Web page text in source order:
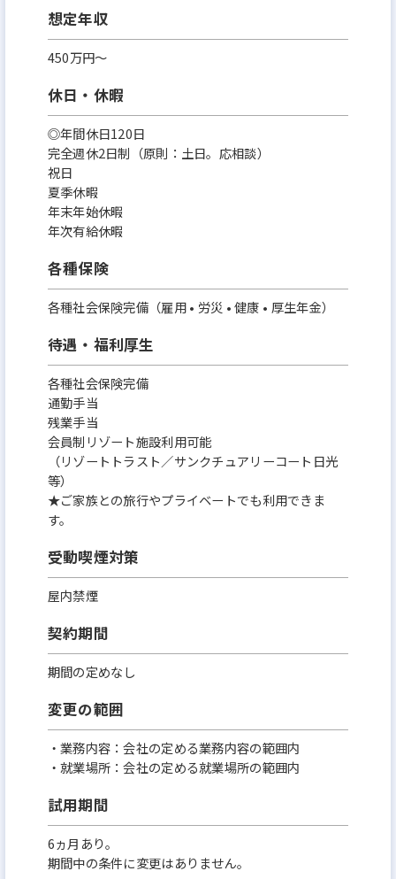
想定年収
450万円〜
休日・休暇
◎年間休日120日
完全週休2日制（原則：土日。応相談）
祝日
夏季休暇
年末年始休暇
年次有給休暇
各種保険
各種社会保険完備（雇用 • 労災 • 健康 • 厚生年金）
待遇・福利厚生
各種社会保険完備
通勤手当
残業手当
会員制リゾート施設利用可能
（リゾートトラスト／サンクチュアリーコート日光
等）
★ご家族との旅行やプライベートでも利用できま
す。
受動喫煙対策
屋内禁煙
契約期間
期間の定めなし
変更の範囲
・業務内容：会社の定める業務内容の範囲内
・就業場所：会社の定める就業場所の範囲内
試用期間
6ヵ月あり。
期間中の条件に変更はありません。